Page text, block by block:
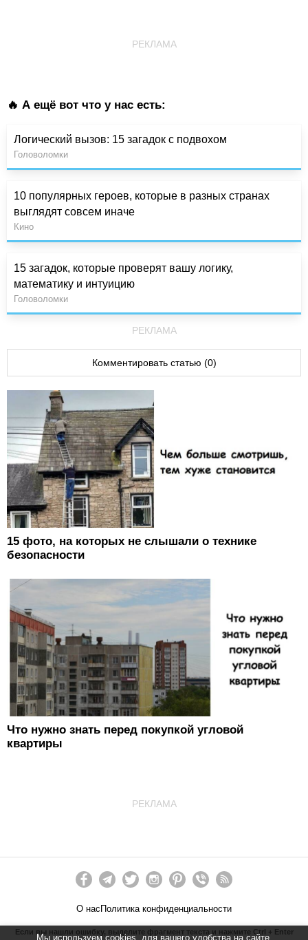
Мы используем cookies, для вашего удобства на сайте.
РЕКЛАМА
🔥 А ещё вот что у нас есть:
Логический вызов: 15 загадок с подвохом
Головоломки
10 популярных героев, которые в разных странах
выглядят совсем иначе
Кино
15 загадок, которые проверят вашу логику,
математику и интуицию
Головоломки
РЕКЛАМА
Комментировать статью (0)
15 фото, на которых не слышали о технике
безопасности
Что нужно знать перед покупкой угловой
квартиры
РЕКЛАМА
О насПолитика конфиденциальности
Если вы нашли ошибку, выделите фрагмент текста и нажмите Ctrl + Enter